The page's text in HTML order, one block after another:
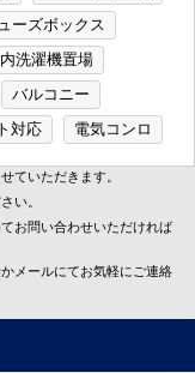
ーズボックス
洗濯機置場
バルコニー
対応 電気コンロ
ていただきます。
い。
お問い合わせいただければ
メールにてお気軽にご連絡